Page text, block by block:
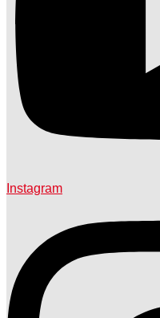
Instagram